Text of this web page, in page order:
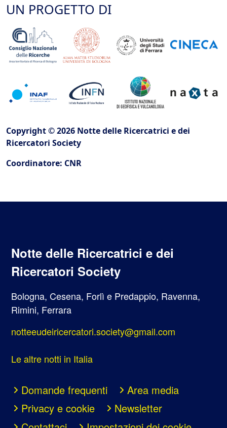
UN PROGETTO DI
Copyright © 2026 Notte delle Ricercatrici e dei
Ricercatori Society
Coordinatore: CNR
Notte delle Ricercatrici e dei
Ricercatori Society
Bologna, Cesena, Forlì e Predappio, Ravenna,
Rimini, Ferrara
notteeudeiricercatori.society@gmail.com
Le altre notti in Italia
Domande frequenti
Area media
Privacy e cookie
Newsletter